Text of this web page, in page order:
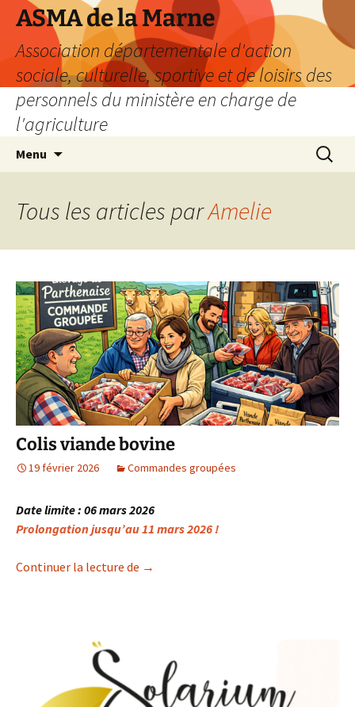
Aller
contenu
ASMA de la Marne
Association départementale d'action
sociale, culturelle, sportive et de loisirs des
personnels du ministère en charge de
l'agriculture
Menu
Tous les articles parAmelie
Colis viande bovine
19 février 2026 Commandes groupées
Date limite : 06 mars 2026
Prolongation jusqu’au 11 mars 2026 !
Continuer la lecture de Colis viande bovine
→